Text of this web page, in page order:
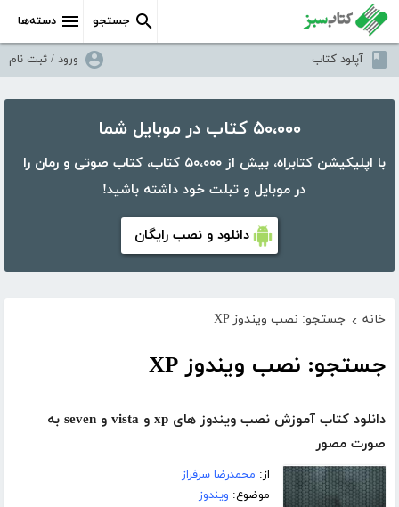
دسته‌ها جستجو
آپلود کتاب ورود / ثبت نام
۵۰،۰۰۰ کتاب در موبایل شما
با اپلیکیشن کتابراه، بیش از ۵۰،۰۰۰ کتاب، کتاب صوتی و رمان را
در موبایل و تبلت خود داشته باشید!
دانلود و نصب رایگان
خانه › جستجو: نصب ویندوز XP
جستجو: نصب ویندوز XP
دانلود کتاب آموزش نصب ویندوز های xp و vista و seven به
صورت مصور
از: محمدرضا سرفراز
موضوع: ویندوز